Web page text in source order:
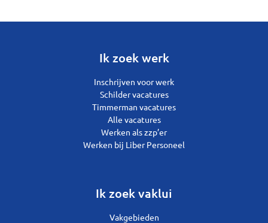
Ik zoek werk
Inschrijven voor werk
Schilder vacatures
Timmerman vacatures
Alle vacatures
Werken als zzp’er
Werken bij Liber Personeel
Ik zoek vaklui
Vakgebieden